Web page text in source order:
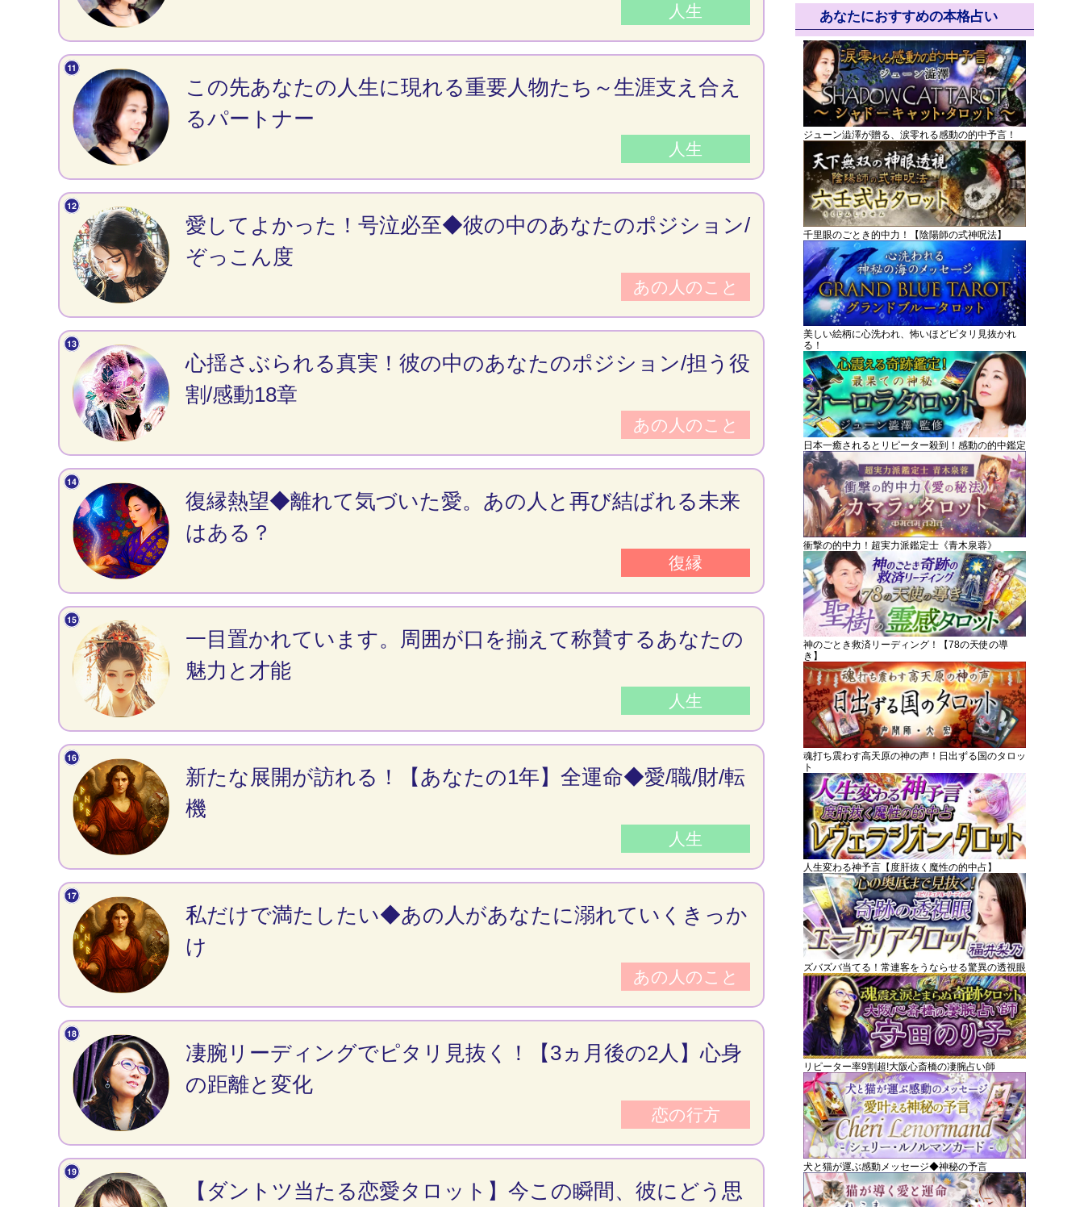
人生
人生
この先あなたの人生に現れる重要人物たち～生涯支え合え
るパートナー
あの人のこと
愛してよかった！号泣必至◆彼の中のあなたのポジション/
ぞっこん度
あの人のこと
心揺さぶられる真実！彼の中のあなたのポジション/担う役
割/感動18章
復縁
復縁熱望◆離れて気づいた愛。あの人と再び結ばれる未来
はある？
人生
一目置かれています。周囲が口を揃えて称賛するあなたの
魅力と才能
人生
新たな展開が訪れる！【あなたの1年】全運命◆愛/職/財/転
機
あの人のこと
私だけで満たしたい◆あの人があなたに溺れていくきっか
け
恋の行方
凄腕リーディングでピタリ見抜く！【3ヵ月後の2人】心身
の距離と変化
【ダントツ当たる恋愛タロット】今この瞬間、彼にどう思
あなたにおすすめの本格占い
ジューン澁澤が贈る、涙零れる感動の的中予言！
千里眼のごとき的中力！【陰陽師の式神呪法】
美しい絵柄に心洗われ、怖いほどピタリ見抜かれ
る！
日本一癒されるとリピーター殺到！感動の的中鑑定
衝撃の的中力！超実力派鑑定士《青木泉蓉》
神のごとき救済リーディング！【78の天使の導
き】
魂打ち震わす高天原の神の声！日出ずる国のタロッ
ト
人生変わる神予言【度肝抜く魔性の的中占】
ズバズバ当てる！常連客をうならせる驚異の透視眼
リピーター率9割超!大阪心斎橋の凄腕占い師
犬と猫が運ぶ感動メッセージ◆神秘の予言